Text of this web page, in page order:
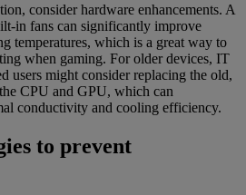
consider hardware enhancements. A
in fans can significantly improve
temperatures, which is a great way to
when gaming. For older devices, IT
users might consider replacing the old,
CPU and GPU, which can
conductivity and cooling efficiency.
to prevent